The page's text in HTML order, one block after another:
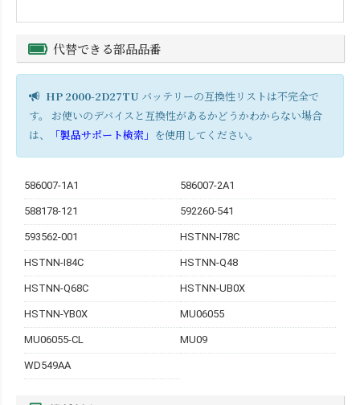
代替できる部品品番
HP 2000-2D27TU バッテリーの互換性リストは不完全で
す。 お使いのデバイスと互換性があるかどうかわからない場合
は、
「製品サポート検索」 を使用してください。
586007-1A1 586007-2A1
588178-121 592260-541
593562-001 HSTNN-I78C
HSTNN-I84C HSTNN-Q48
HSTNN-Q68C HSTNN-UB0X
HSTNN-YB0X MU06055
MU06055-CL MU09
WD549AA